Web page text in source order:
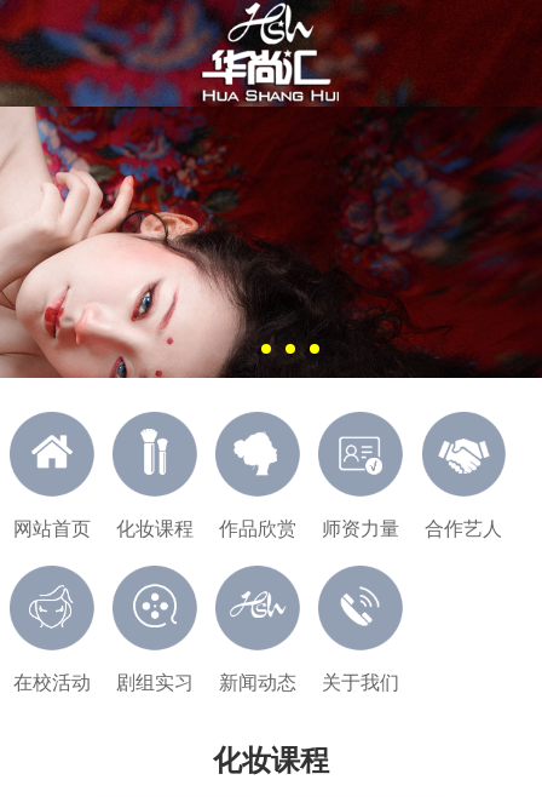
网站首页 化妆课程 作品欣赏 师资力量 合作艺人
在校活动 剧组实习 新闻动态 关于我们
化妆课程